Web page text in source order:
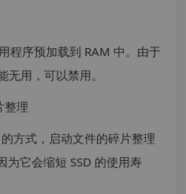
程序预加载到 RAM 中。由于
无用，可以禁用。
整理
方式，启动文件的碎片整理
为它会缩短 SSD 的使用寿